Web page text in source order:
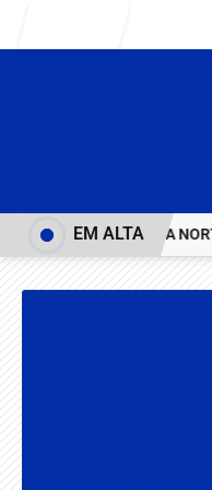
NA ASA NORTE
EM ALTA